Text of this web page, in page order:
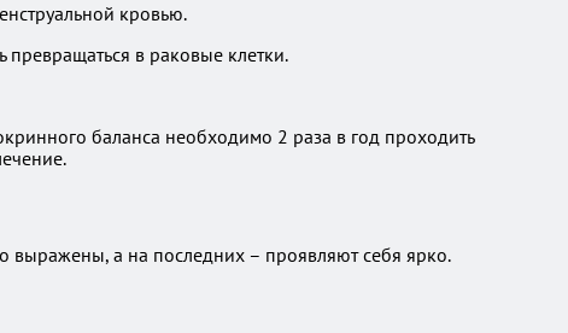
кровью.
в раковые клетки.
баланса необходимо 2 раза в год проходить
выражены, а на последних – проявляют себя ярко.